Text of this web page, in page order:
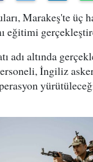
Marakeş'te üç
eğitimi
adı altında
İngiliz